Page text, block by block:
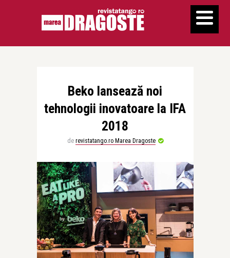
Beko lansează noi
tehnologii inovatoare la IFA
2018
de revistatango.ro Marea Dragoste